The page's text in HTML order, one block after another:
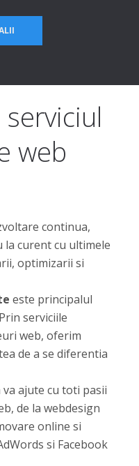
web
continua,
la curent cu ultimele
optimizarii si
este principalul
serviciile
web, oferim
de a se diferentia
ajute cu toti pasii
de la webdesign
online si
si Facebook